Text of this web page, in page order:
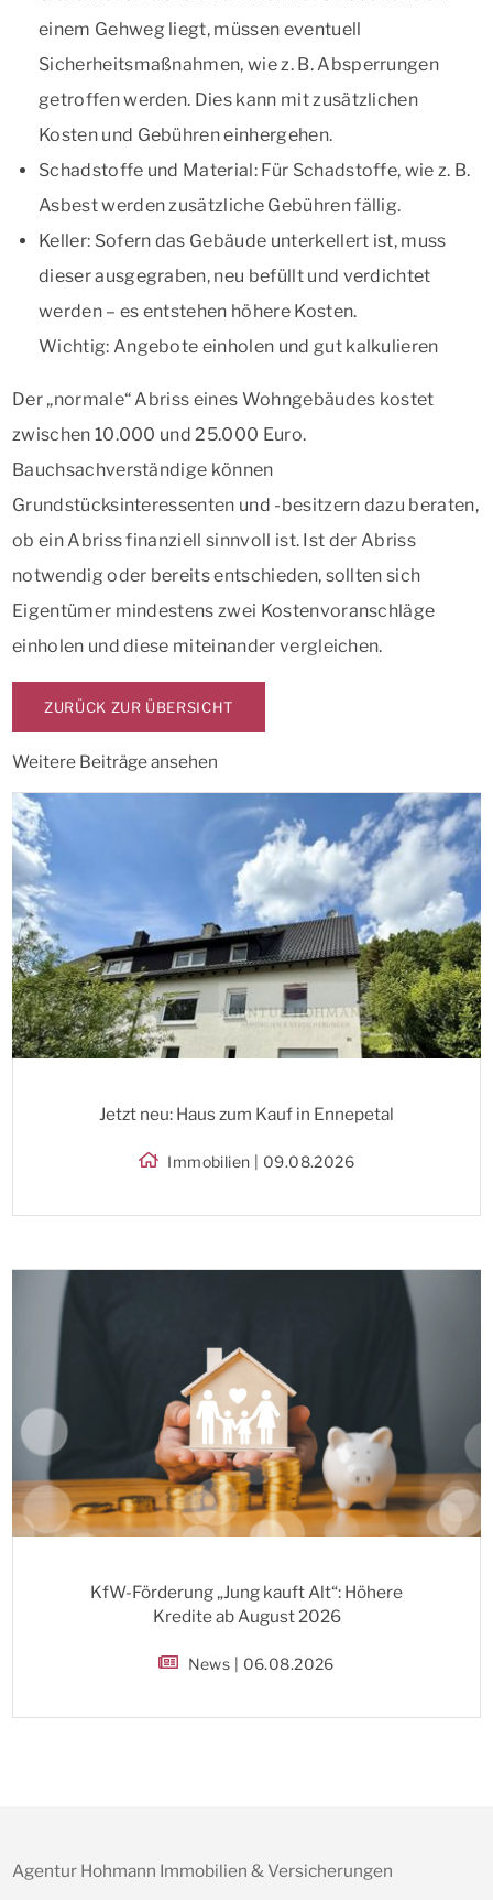
einem Gehweg liegt, müssen eventuell
Sicherheitsmaßnahmen, wie z. B. Absperrungen
getroffen werden. Dies kann mit zusätzlichen
Kosten und Gebühren einhergehen.
Schadstoffe und Material: Für Schadstoffe, wie z. B.
Asbest werden zusätzliche Gebühren fällig.
Keller: Sofern das Gebäude unterkellert ist, muss
dieser ausgegraben, neu befüllt und verdichtet
werden – es entstehen höhere Kosten.
Wichtig: Angebote einholen und gut kalkulieren
Der „normale“ Abriss eines Wohngebäudes kostet
zwischen 10.000 und 25.000 Euro.
Bauchsachverständige können
Grundstücksinteressenten und -besitzern dazu beraten,
ob ein Abriss finanziell sinnvoll ist. Ist der Abriss
notwendig oder bereits entschieden, sollten sich
Eigentümer mindestens zwei Kostenvoranschläge
einholen und diese miteinander vergleichen.
ZURÜCK ZUR ÜBERSICHT
Weitere Beiträge ansehen
Jetzt neu: Haus zum Kauf in Ennepetal
Immobilien | 09.08.2026
KfW-Förderung „Jung kauft Alt“: Höhere
Kredite ab August 2026
News | 06.08.2026
Agentur Hohmann Immobilien & Versicherungen